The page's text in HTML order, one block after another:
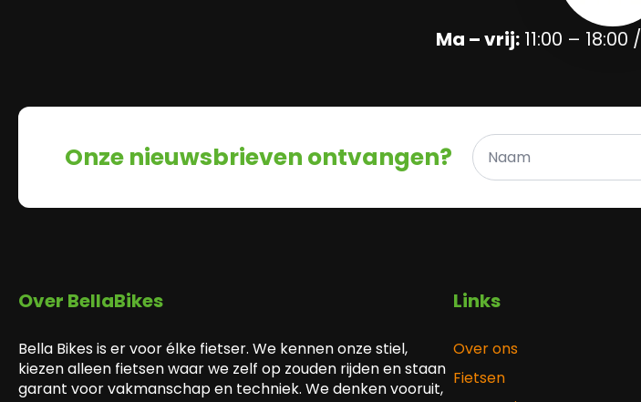
Ma – vrij:11:00 – 18:00 /
Onze nieuwsbrieven ontvangen?
Naam
*
Over BellaBikes
Bella Bikes is er voor élke fietser. We kennen onze stiel,
kiezen alleen fietsen waar we zelf op zouden rijden en staan
garant voor vakmanschap en techniek. We denken vooruit,
Links
Over ons
Fietsen